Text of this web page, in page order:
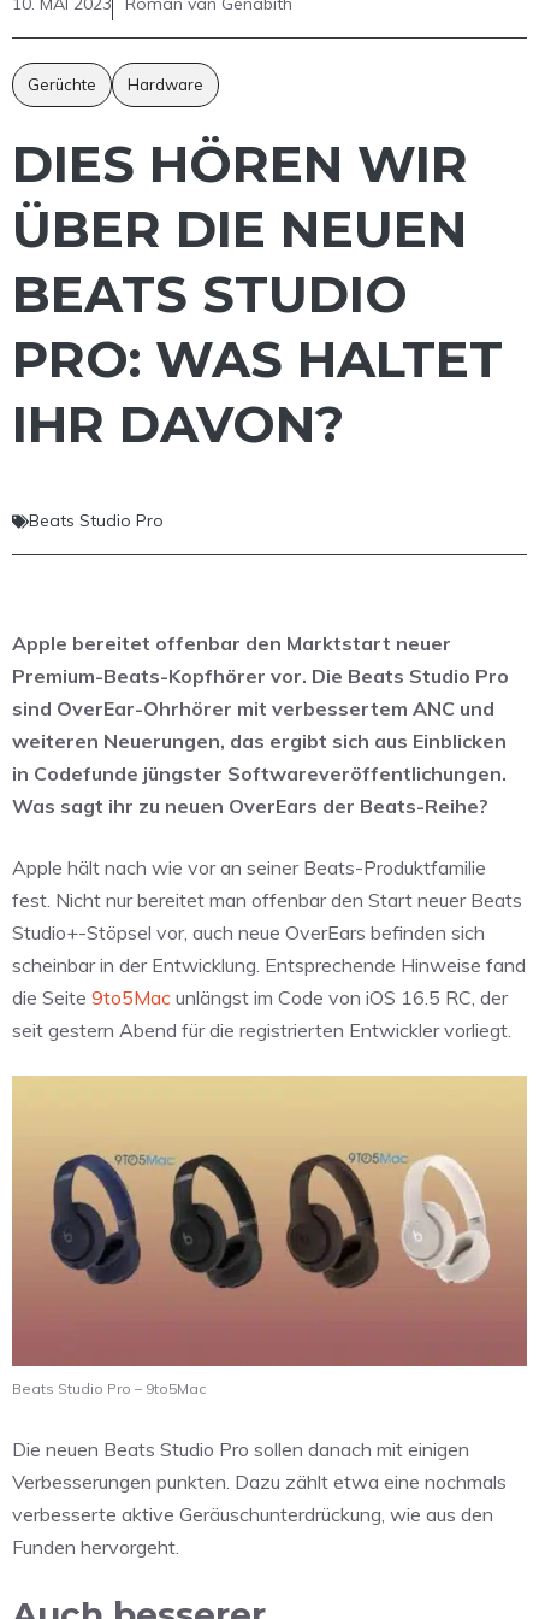
Gerüchte Hardware
DIES HÖREN WIR
ÜBER DIE NEUEN
BEATS STUDIO
PRO: WAS HALTET
IHR DAVON?
Beats Studio Pro
Apple bereitet offenbar den Marktstart neuer
Premium-Beats-Kopfhörer vor. Die Beats Studio Pro
sind OverEar-Ohrhörer mit verbessertem ANC und
weiteren Neuerungen, das ergibt sich aus Einblicken
in Codefunde jüngster Softwareveröffentlichungen.
Was sagt ihr zu neuen OverEars der Beats-Reihe?
Apple hält nach wie vor an seiner Beats-Produktfamilie
fest. Nicht nur bereitet man offenbar den Start neuer Beats
Studio+-Stöpsel vor, auch neue OverEars befinden sich
scheinbar in der Entwicklung. Entsprechende Hinweise fand
die Seite 9to5Mac unlängst im Code von iOS 16.5 RC, der
seit gestern Abend für die registrierten Entwickler vorliegt.
Beats Studio Pro – 9to5Mac
Die neuen Beats Studio Pro sollen danach mit einigen
Verbesserungen punkten. Dazu zählt etwa eine nochmals
verbesserte aktive Geräuschunterdrückung, wie aus den
Funden hervorgeht.